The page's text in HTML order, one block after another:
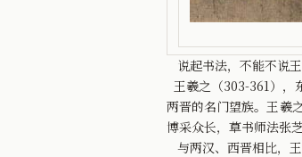
说起书法，不能不说
王羲之（303-361）
两晋的名门望族。王羲
博采众长，草书师法张
与两汉、西晋相比，